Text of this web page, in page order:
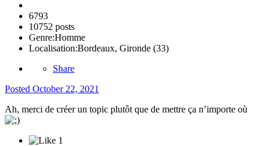
6793
10752 posts
Genre:Homme
Localisation:Bordeaux, Gironde (33)
Share
Posted October 22, 2021
Ah, merci de créer un topic plutôt que de mettre ça n’importe où
1